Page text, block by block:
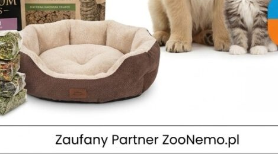
Coś dla ochłody na upalne dni.
, Z życia sklepu
w sprzedaży preparaty do oprysku powierzchni płaskich i ogrodów ?
OPRYSK NA KOMARY, MUCHY, KARALUCHY, MRÓWKI I